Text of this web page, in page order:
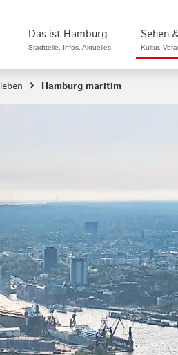
Das ist Hamburg
Stadtteile, Infos, Aktuelles
das ganze Jahr
für...
& Mobilität
Sehen
Kultur,
Hamburg
Radfahren
Routen &
Historisches
Hamburg maritim